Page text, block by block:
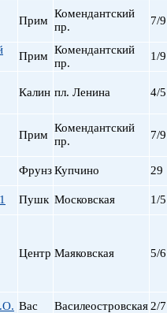
Прим
Комендантский
пр.
7/9
Прим Комендантский
пр.
1/9
Калин пл. Ленина 4/5
Прим
Комендантский
пр.
7/9
ФрунзКупчино 29
Пушк Московская 1/5
Центр Маяковская 5/6
Вас Василеостровская 2/7